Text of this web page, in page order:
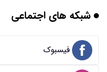
شبکه های اجتماعی
فیسبوک